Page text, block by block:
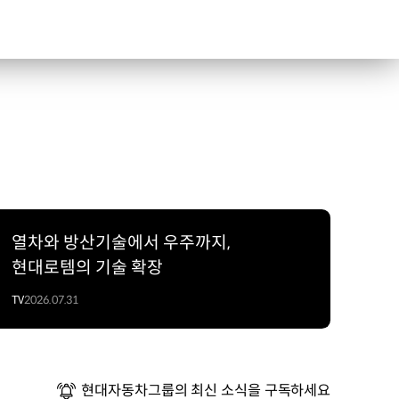
열차와 방산기술에서 우주까지,
현대로템의 기술 확장
TV2026.07.31
현대자동차그룹의 최신 소식을 구독하세요